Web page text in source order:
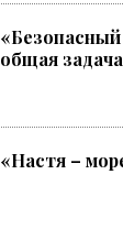
общая
«Настя –